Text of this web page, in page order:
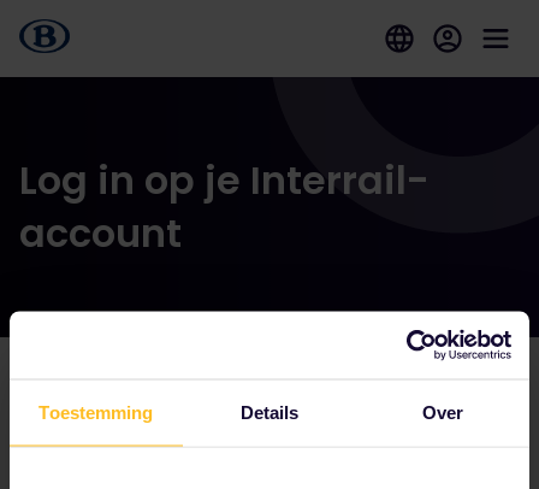
Toestemming Details Over
Log in op je Interrail-
account
Tot onze partners behoren